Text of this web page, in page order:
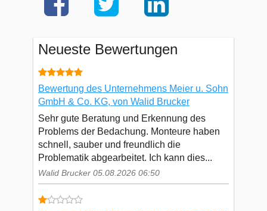
Neueste Bewertungen
Bewertung des Unternehmens Meier u. Sohn
GmbH & Co. KG, von Walid Brucker
Sehr gute Beratung und Erkennung des
Problems der Bedachung. Monteure haben
schnell, sauber und freundlich die
Problematik abgearbeitet. Ich kann dies...
Walid Brucker 05.08.2026 06:50